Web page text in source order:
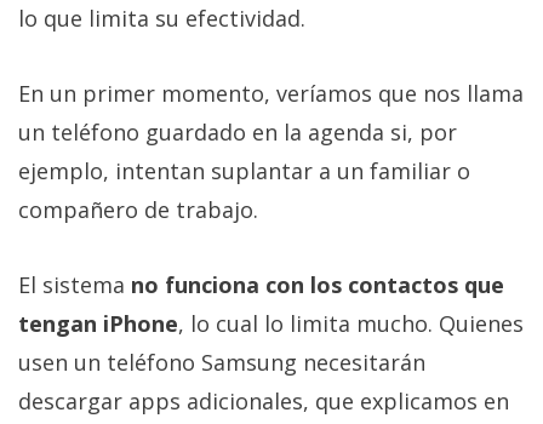
lo que limita su efectividad.
En un primer momento, veríamos que nos llama
un teléfono guardado en la agenda si, por
ejemplo, intentan suplantar a un familiar o
compañero de trabajo.
El sistema no funciona con los contactos que
tengan iPhone, lo cual lo limita mucho. Quienes
usen un teléfono Samsung necesitarán
descargar apps adicionales, que explicamos en